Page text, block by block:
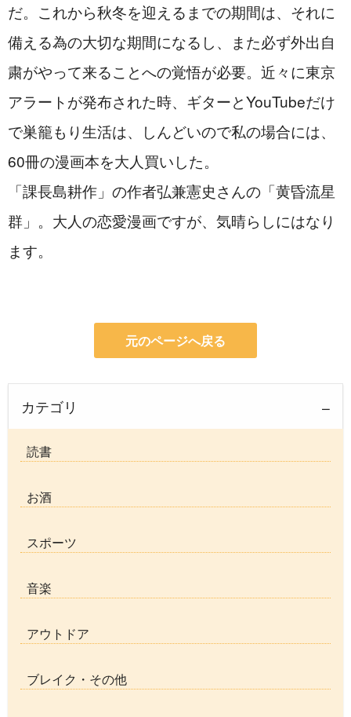
だ。これから秋冬を迎えるまでの期間は、それに
備える為の大切な期間になるし、また必ず外出自
粛がやって来ることへの覚悟が必要。近々に東京
アラートが発布された時、ギターとYouTubeだけ
で巣籠もり生活は、しんどいので私の場合には、
60冊の漫画本を大人買いした。
「課長島耕作」の作者弘兼憲史さんの「黄昏流星
群」。大人の恋愛漫画ですが、気晴らしにはなり
ます。
元のページへ戻る
カテゴリ
読書
お酒
スポーツ
音楽
アウトドア
ブレイク・その他